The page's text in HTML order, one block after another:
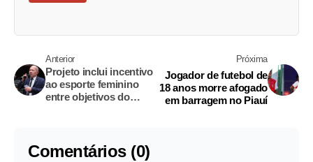
Anterior
Projeto inclui incentivo
ao esporte feminino
entre objetivos do
Próxima
Jogador de futebol de
18 anos morre afogado
em barragem no Piauí
Comentários (0)